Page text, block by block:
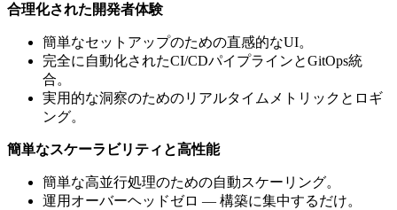
合理化された開発者体験
簡単なセットアップのための直感的なUI。
完全に自動化されたCI/CDパイプラインとGitOps統
合。
実用的な洞察のためのリアルタイムメトリックとロギ
ング。
簡単なスケーラビリティと高性能
簡単な高並行処理のための自動スケーリング。
運用オーバーヘッドゼロ — 構築に集中するだけ。